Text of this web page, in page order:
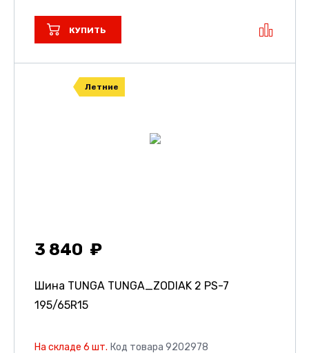
КУПИТЬ
Летние
3 840
Шина TUNGA TUNGA_ZODIAK 2 PS-7
195/65R15
На складе 6 шт. Код товара 9202978